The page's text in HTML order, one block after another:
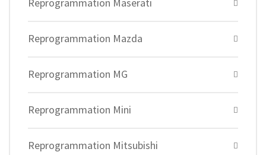
Reprogrammation Mazda
Reprogrammation MG
Reprogrammation Mini
Reprogrammation Mitsubishi